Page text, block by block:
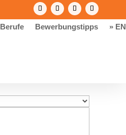
Berufe Bewerbungstipps » EN